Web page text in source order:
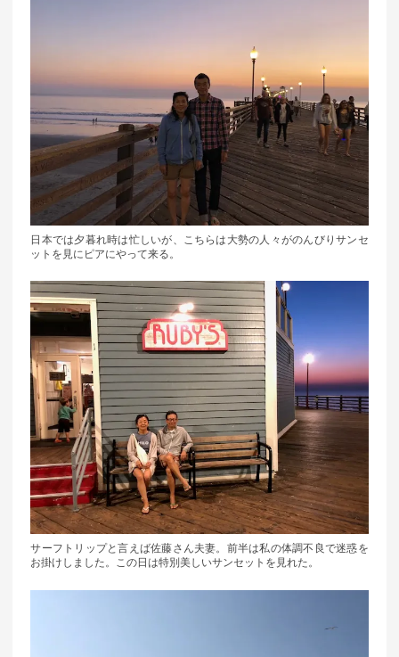
日本では夕暮れ時は忙しいが、こちらは大勢の人々がのんびりサンセ
ットを見にピアにやって来る。
サーフトリップと言えば佐藤さん夫妻。前半は私の体調不良で迷惑を
お掛けしました。この日は特別美しいサンセットを見れた。